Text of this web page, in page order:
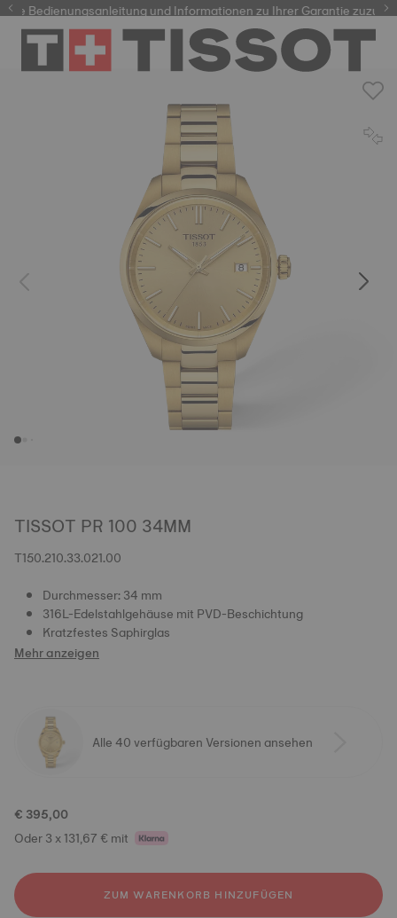
Bedienungsanleitung und Informationen zu Ihrer Garantie
TISSOT PR 100 34MM
T150.210.33.021.00
Durchmesser: 34 mm
316L-Edelstahlgehäuse mit PVD-Beschichtung
Kratzfestes Saphirglas
Mehr anzeigen
Alle 40 verfügbaren Versionen ansehen
€ 395,00
Oder 3 x 131,67 € mit
ZUM WARENKORB HINZUFÜGEN